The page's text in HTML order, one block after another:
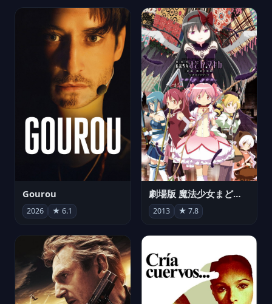
Gourou
2026 ★ 6.1
劇場版 魔法少女まどか☆マギカ[新編]叛逆の物語
2013 ★ 7.8